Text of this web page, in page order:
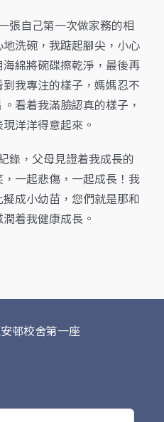
自己第一次做家務的相
洗碗，我踮起腳尖，小心
綿將碗碟擦乾淨，最後再
我專注的樣子，媽媽忍不
看着我滿臉認真的樣子，
洋洋得意起來。
，父母見證着我成長的
一起悲傷，一起成長！我
成小幼苗，您們就是那和
着我健康成長。
邨校舍第一座